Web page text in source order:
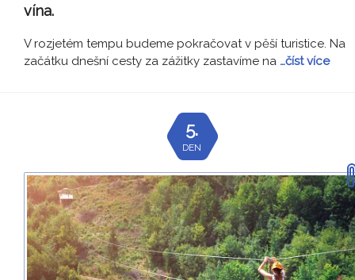
vína.
V rozjetém tempu budeme pokračovat v pěší turistice. Na
začátku dnešní cesty za zážitky zastavíme na …číst více
5.
DEN